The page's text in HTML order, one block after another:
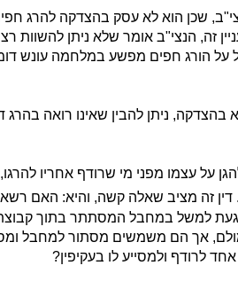
שכן הוא לא עסק בהצדקה להרג
זה, הנצי"ב אומר שלא ניתן להשוות
על הורג חפים מפשע במלחמה עונש
בהצדקה, ניתן להבין שאינו רואה
על עצמו מפני מי שרודף אחריו
. דין זה מציב שאלה קשה, והיא: האם
למשל במחבל המסתתר בתוך
אך הם משמשים מסתור למחבל
לרודף ולמסייע לו בעקיפין?